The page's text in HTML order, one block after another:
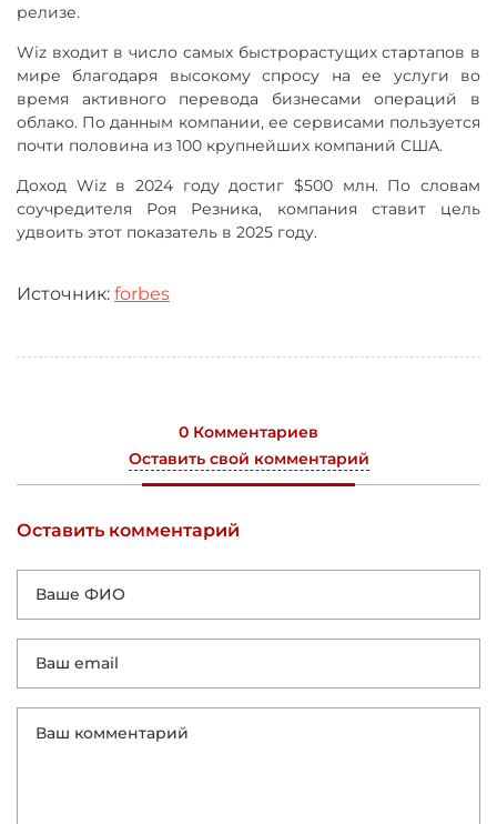
релизе.
Wiz входит в число самых быстрорастущих стартапов в
мире благодаря высокому спросу на ее услуги во
время активного перевода бизнесами операций в
облако. По данным компании, ее сервисами пользуется
почти половина из 100 крупнейших компаний США.
Доход Wiz в 2024 году достиг $500 млн. По словам
соучредителя Роя Резника, компания ставит цель
удвоить этот показатель в 2025 году.
Источник: forbes
0 Комментариев
Оставить свой комментарий
Оставить комментарий